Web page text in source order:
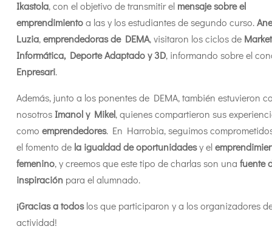
Ikastola, con el objetivo de transmitir el mensaje sobre el
emprendimientoa las y los estudiantes de segundo curso.
Luzia,emprendedoras de DEMA, visitaron los ciclos de
Informática, Deporte Adaptado y 3D, informando sobre el
Enpresari.
Además, junto a los ponentes de DEMA, también estuvieron
nosotros Imanol y Mikel, quienes compartieron sus
como emprendedores. En Harrobia, seguimos
el fomento de la igualdad de oportunidadesy el
femenino, y creemos que este tipo de charlas son una fuente
inspiración para el alumnado.
¡Gracias a todoslos que participaron y a los organizadores
actividad!